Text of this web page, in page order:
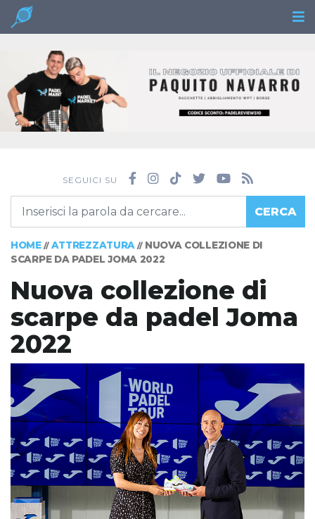
SEGUICI SU
CERCA
HOME// ATTREZZATURA // NUOVA COLLEZIONE DI
SCARPE DA PADEL JOMA 2022
Nuova collezione di
scarpe da padel Joma
2022